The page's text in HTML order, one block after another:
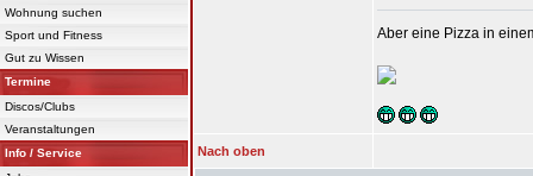
Wohnung suchen
Sport und Fitness
Gut zu Wissen
Termine
Discos/Clubs
Veranstaltungen
Info / Service
Aber eine Pizza in
Nach oben